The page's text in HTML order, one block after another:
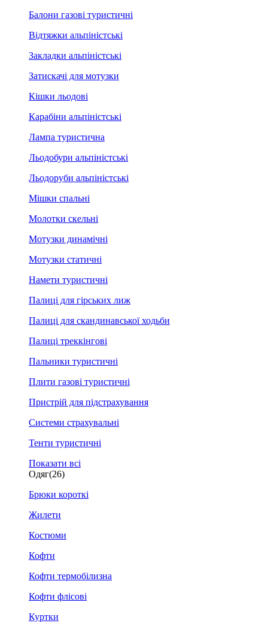
Балони газові туристичні
Відтяжки альпіністські
Закладки альпіністські
Затискачі для мотузки
Кішки льодові
Карабіни альпіністські
Лампа туристична
Льодобури альпіністські
Льодоруби альпіністські
Мішки спальні
Молотки скельні
Мотузки динамічні
Мотузки статичні
Намети туристичні
Палиці для гірських лиж
Палиці для скандинавської ходьби
Палиці треккінгові
Пальники туристичні
Плити газові туристичні
Пристрій для підстрахування
Системи страхувальні
Тенти туристичні
Показати всі
Одяг(26)
Брюки короткі
Жилети
Костюми
Кофти
Кофти термобілизна
Кофти флісові
Куртки